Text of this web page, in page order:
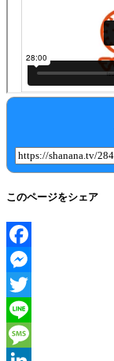
このページをシェア
Facebook
Messenger
Twitter
Line